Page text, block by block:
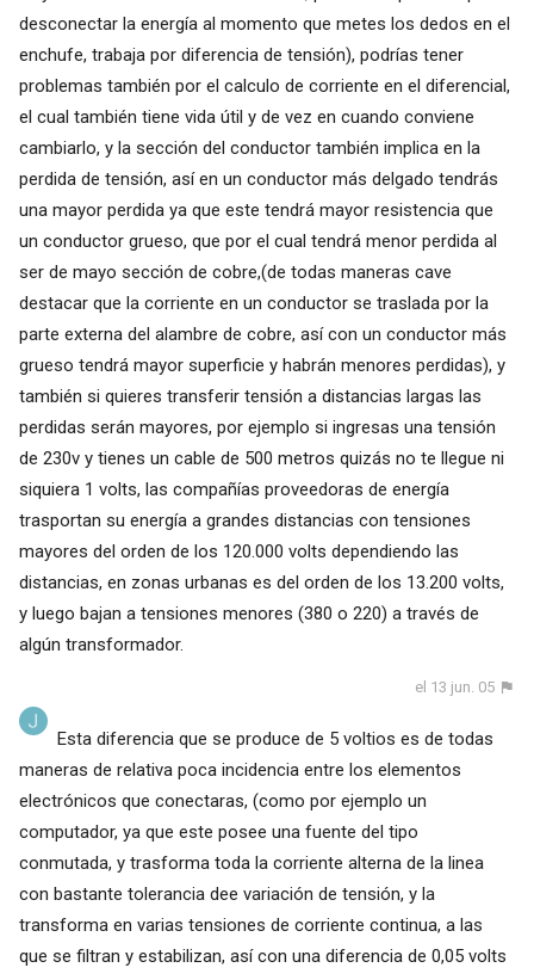
desconectar la energía al momento que metes los dedos en el
enchufe, trabaja por diferencia de tensión), podrías tener
problemas también por el calculo de corriente en el diferencial,
el cual también tiene vida útil y de vez en cuando conviene
cambiarlo, y la sección del conductor también implica en la
perdida de tensión, así en un conductor más delgado tendrás
una mayor perdida ya que este tendrá mayor resistencia que
un conductor grueso, que por el cual tendrá menor perdida al
ser de mayo sección de cobre,(de todas maneras cave
destacar que la corriente en un conductor se traslada por la
parte externa del alambre de cobre, así con un conductor más
grueso tendrá mayor superficie y habrán menores perdidas), y
también si quieres transferir tensión a distancias largas las
perdidas serán mayores, por ejemplo si ingresas una tensión
de 230v y tienes un cable de 500 metros quizás no te llegue ni
siquiera 1 volts, las compañías proveedoras de energía
trasportan su energía a grandes distancias con tensiones
mayores del orden de los 120.000 volts dependiendo las
distancias, en zonas urbanas es del orden de los 13.200 volts,
y luego bajan a tensiones menores (380 o 220) a través de
algún transformador.
el 13 jun. 05
Esta diferencia que se produce de 5 voltios es de todas
maneras de relativa poca incidencia entre los elementos
electrónicos que conectaras, (como por ejemplo un
computador, ya que este posee una fuente del tipo
conmutada, y trasforma toda la corriente alterna de la linea
con bastante tolerancia dee variación de tensión, y la
transforma en varias tensiones de corriente continua, a las
que se filtran y estabilizan, así con una diferencia de 0,05 volts